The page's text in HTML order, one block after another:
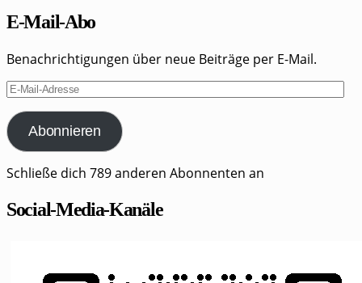
E-Mail-Abo
Benachrichtigungen über neue Beiträge per E-Mail.
E-
Mail-
Adresse
Abonnieren
Schließe dich 789 anderen Abonnenten an
Social-Media-Kanäle